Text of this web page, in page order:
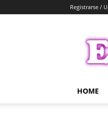
Registrarse /
HOME